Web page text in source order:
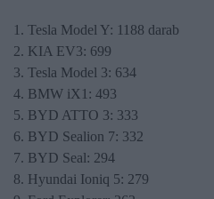
1. Tesla Model Y: 1188 darab
2. KIA EV3: 699
3. Tesla Model 3: 634
4. BMW iX1: 493
5. BYD ATTO 3: 333
6. BYD Sealion 7: 332
7. BYD Seal: 294
8. Hyundai Ioniq 5: 279